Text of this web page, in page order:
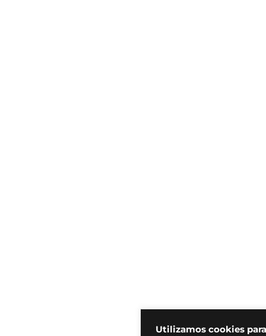
Utilizamos cookies para